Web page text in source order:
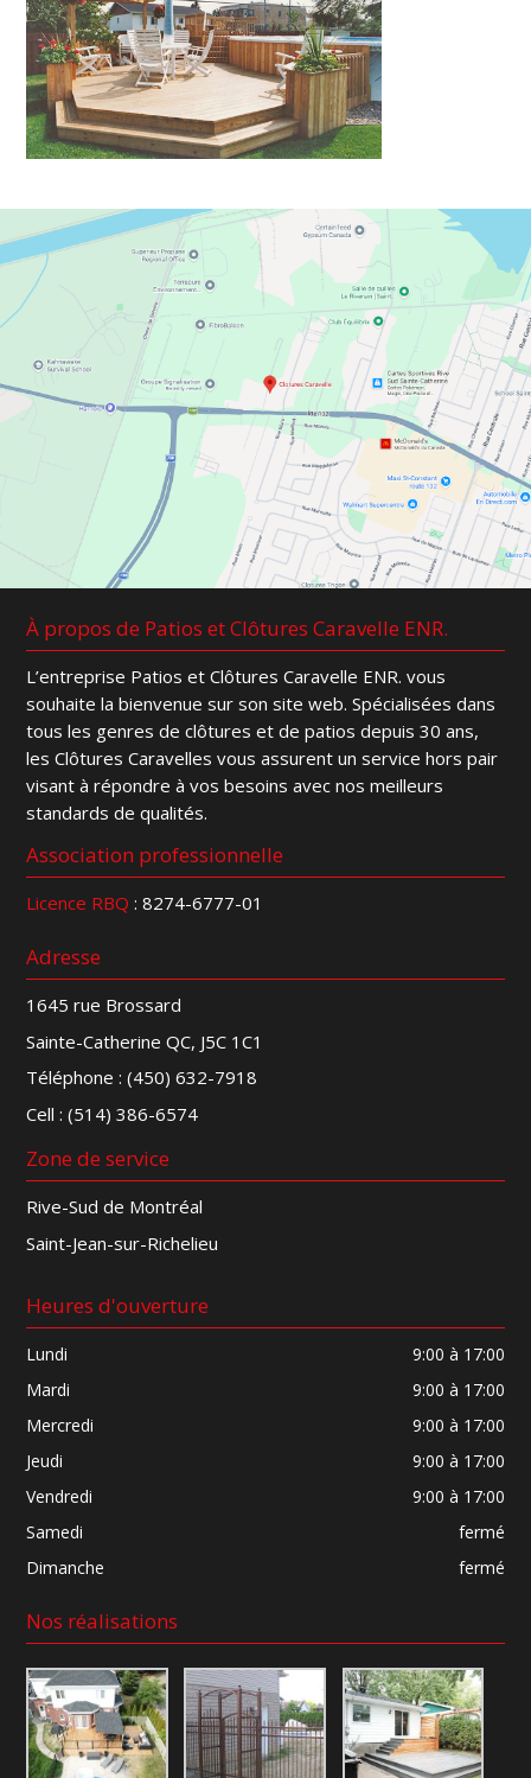
À propos de Patios et Clôtures Caravelle ENR.
L’entreprise Patios et Clôtures Caravelle ENR. vous
souhaite la bienvenue sur son site web. Spécialisées dans
tous les genres de clôtures et de patios depuis 30 ans,
les Clôtures Caravelles vous assurent un service hors pair
visant à répondre à vos besoins avec nos meilleurs
standards de qualités.
Association professionnelle
Licence RBQ : 8274-6777-01
Adresse
1645 rue Brossard
Sainte-Catherine QC, J5C 1C1
Téléphone :(450) 632-7918
Cell :(514) 386-6574
Zone de service
Rive-Sud de Montréal
Saint-Jean-sur-Richelieu
Heures d'ouverture
Lundi
9:00 à 17:00
Mardi
9:00 à 17:00
Mercredi
9:00 à 17:00
Jeudi
9:00 à 17:00
Vendredi
9:00 à 17:00
Samedi
fermé
Dimanche
fermé
Nos réalisations